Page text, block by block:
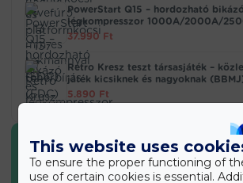
PowerStart Q15 – hordozható
légkompresszor 1000A/2000A/
37.990 Ft
Retro Kresz teszt társasjáték –
játék kicsiknek és nagyoknak
5.890 Ft
This website uses
To ensure the proper functioning of
use of certain cookies is essential.